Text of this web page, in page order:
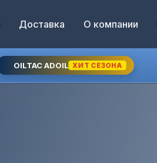
Доставка О компании
OILTAC ADOIL ХИТ СЕЗОНА